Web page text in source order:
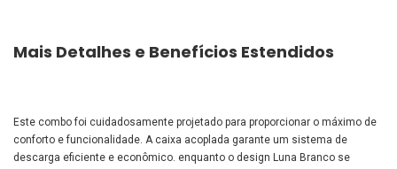
Mais Detalhes e Benefícios Estendidos
Este combo foi cuidadosamente projetado para proporcionar o máximo de
conforto e funcionalidade. A caixa acoplada garante um sistema de
descarga eficiente e econômico. enquanto o design Luna Branco se